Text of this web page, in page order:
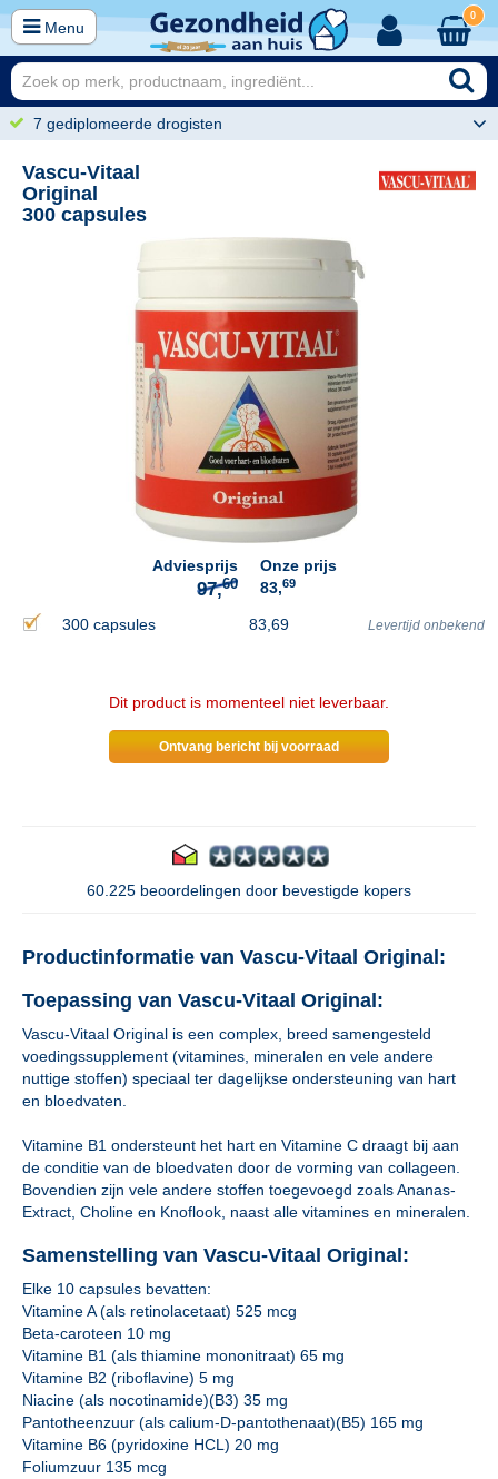
Menu
0
7 gediplomeerde drogisten
Vascu-Vitaal
Original
300 capsules
Adviesprijs
Onze prijs
83,69
300 capsules 83,69 Levertijd onbekend
Dit product is momenteel niet leverbaar.
Ontvang bericht bij voorraad
60.225 beoordelingen door bevestigde kopers
Productinformatie van Vascu-Vitaal Original:
Toepassing van Vascu-Vitaal Original:
Vascu-Vitaal Original is een complex, breed samengesteld
voedingssupplement (vitamines, mineralen en vele andere
nuttige stoffen) speciaal ter dagelijkse ondersteuning van hart
en bloedvaten.
Vitamine B1 ondersteunt het hart en Vitamine C draagt bij aan
de conditie van de bloedvaten door de vorming van collageen.
Bovendien zijn vele andere stoffen toegevoegd zoals Ananas-
Extract, Choline en Knoflook, naast alle vitamines en mineralen.
Samenstelling van Vascu-Vitaal Original:
Elke 10 capsules bevatten:
Vitamine A (als retinolacetaat) 525 mcg
Beta-caroteen 10 mg
Vitamine B1 (als thiamine mononitraat) 65 mg
Vitamine B2 (riboflavine) 5 mg
Niacine (als nocotinamide)(B3) 35 mg
Pantotheenzuur (als calium-D-pantothenaat)(B5) 165 mg
Vitamine B6 (pyridoxine HCL) 20 mg
Foliumzuur 135 mcg